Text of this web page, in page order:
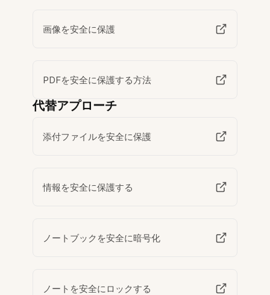
画像を安全に保護
PDFを安全に保護する方法
代替アプローチ
添付ファイルを安全に保護
情報を安全に保護する
ノートブックを安全に暗号化
ノートを安全にロックする